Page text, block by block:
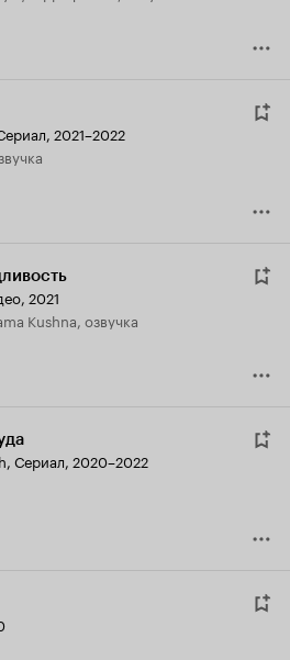
2021–2022
2021
Kushna, озвучка
, Сериал, 2020–2022